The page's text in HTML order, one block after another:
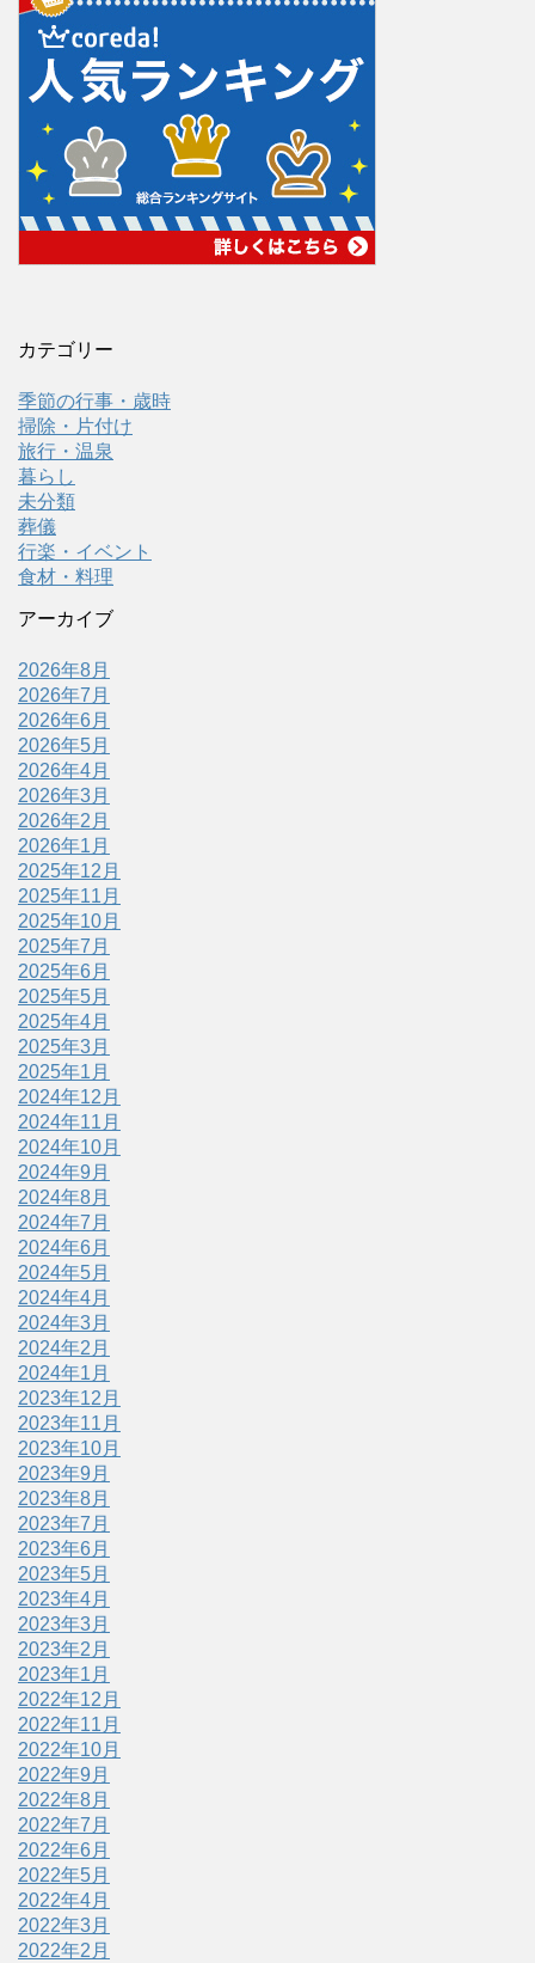
カテゴリー
季節の行事・歳時
掃除・片付け
旅行・温泉
暮らし
未分類
葬儀
行楽・イベント
食材・料理
アーカイブ
2026年8月
2026年7月
2026年6月
2026年5月
2026年4月
2026年3月
2026年2月
2026年1月
2025年12月
2025年11月
2025年10月
2025年7月
2025年6月
2025年5月
2025年4月
2025年3月
2025年1月
2024年12月
2024年11月
2024年10月
2024年9月
2024年8月
2024年7月
2024年6月
2024年5月
2024年4月
2024年3月
2024年2月
2024年1月
2023年12月
2023年11月
2023年10月
2023年9月
2023年8月
2023年7月
2023年6月
2023年5月
2023年4月
2023年3月
2023年2月
2023年1月
2022年12月
2022年11月
2022年10月
2022年9月
2022年8月
2022年7月
2022年6月
2022年5月
2022年4月
2022年3月
2022年2月